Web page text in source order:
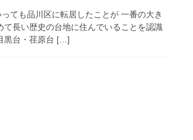
ても品川区に転居したことが 一番の大き
長い歴史の台地に住んでいることを認識
黒台・荏原台 […]